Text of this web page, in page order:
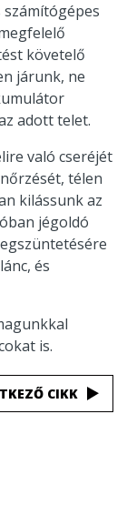
követelő
járunk, ne
adott telet.
való cseréjét
télen
kilássunk az
jégoldó
és
is.
CIKK